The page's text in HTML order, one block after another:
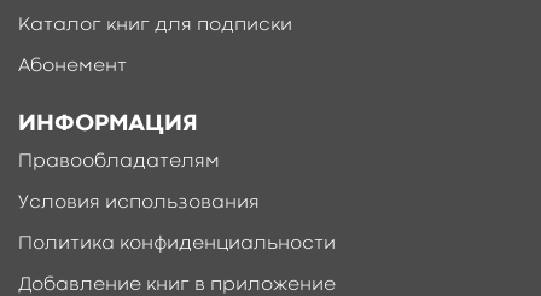
Каталог книг для подписки
Абонемент
ИНФОРМАЦИЯ
Правообладателям
Условия использования
Политика конфиденциальности
Добавление книг в приложение